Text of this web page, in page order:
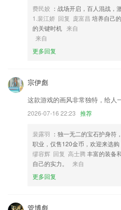
4,一如既往好用，手机端全新上线。
5,多种搜索功能及时的查看,让你随时
6,支持语音对讲和视频通话。
1.练习该乐曲。用户弹奏，app 会识别
2.课程知识点辅导及课后习题答案视频
3.·观看直播课程，在线轻松进入直播
4.·发布场馆公告,班级新消息,发布场馆
5.提供给大家打卡计时的功能，让大家
6.银行从业万题库目前已上线：法律法
理、公司信贷、个人贷款等科目。
部分城市开放预约体验自动驾驶巴士
费民姣 ：战场开启，百人混战，
1.裴江娇 回复 庞富昌 培养自己
的关键时机 来自
来自
更多回复
宗伊彪
这款游戏的画风非常独特，给人
2026-07-16 22:23 推荐
裴露羽 ：独一无二的宝石护身符
职业，仅售120金币，欢迎来选购
缪容辉 回复 高士腾 丰富的装备
自己的实力。
来自
更多回复
管博彪